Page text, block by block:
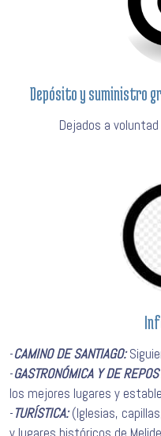
Depósito y suministro
Dejados a
-CAMINO DE SANTIAGO:
-GASTRONÓMICA Y DE
los mejores lugares y
-TURÍSTICA: (Iglesias,
y lugares históricos de